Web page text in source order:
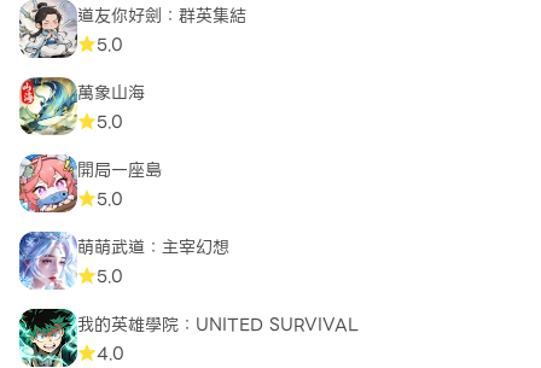
道友你好劍：群英集結
5.0
萬象山海
5.0
開局一座島
5.0
萌萌武道：主宰幻想
5.0
我的英雄學院：UNITED SURVIVAL
4.0